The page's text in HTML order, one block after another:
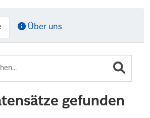
Über uns
gefunden